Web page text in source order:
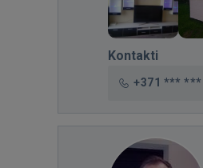
Kontakti
+371 *** ***